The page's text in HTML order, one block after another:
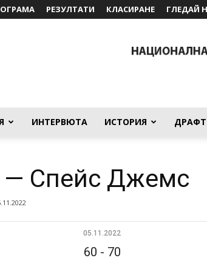
РЕЗУЛТАТИ КЛАСИРАНЕ ГЛЕДАЙ
ИНТЕРВЮТА ИСТОРИЯ ДРАФТ
— Спейс Джемс
05.11.2022
60 - 70